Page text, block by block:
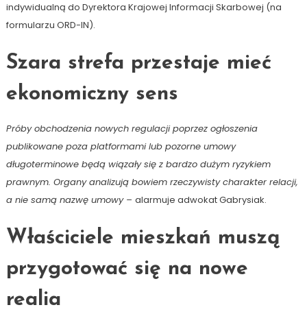
indywidualną do Dyrektora Krajowej Informacji Skarbowej (na
formularzu ORD-IN).
Szara strefa przestaje mieć
ekonomiczny sens
Próby obchodzenia nowych regulacji poprzez ogłoszenia
publikowane poza platformami lub pozorne umowy
długoterminowe będą wiązały się z bardzo dużym ryzykiem
prawnym. Organy analizują bowiem rzeczywisty charakter relacji,
a nie samą nazwę umowy – alarmuje adwokat Gabrysiak.
Właściciele mieszkań muszą
przygotować się na nowe
realia